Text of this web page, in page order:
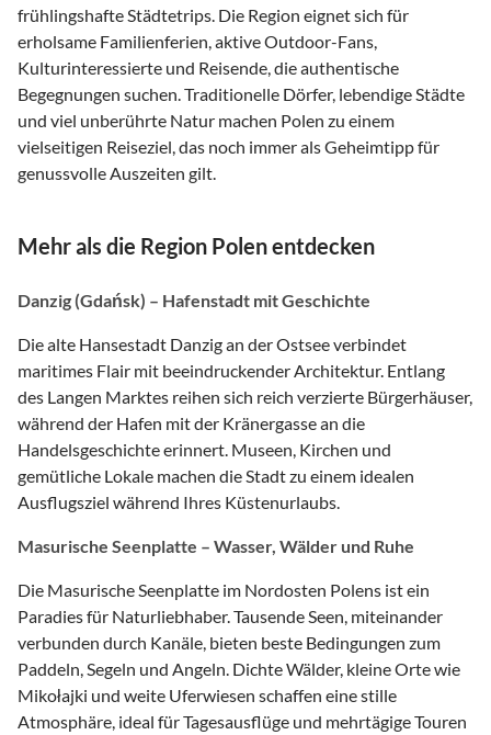
frühlingshafte Städtetrips. Die Region eignet sich für
erholsame Familienferien, aktive Outdoor-Fans,
Kulturinteressierte und Reisende, die authentische
Begegnungen suchen. Traditionelle Dörfer, lebendige Städte
und viel unberührte Natur machen Polen zu einem
vielseitigen Reiseziel, das noch immer als Geheimtipp für
genussvolle Auszeiten gilt.
Mehr als die Region Polen entdecken
Danzig (Gdańsk) – Hafenstadt mit Geschichte
Die alte Hansestadt Danzig an der Ostsee verbindet
maritimes Flair mit beeindruckender Architektur. Entlang
des Langen Marktes reihen sich reich verzierte Bürgerhäuser,
während der Hafen mit der Kränergasse an die
Handelsgeschichte erinnert. Museen, Kirchen und
gemütliche Lokale machen die Stadt zu einem idealen
Ausflugsziel während Ihres Küstenurlaubs.
Masurische Seenplatte – Wasser, Wälder und Ruhe
Die Masurische Seenplatte im Nordosten Polens ist ein
Paradies für Naturliebhaber. Tausende Seen, miteinander
verbunden durch Kanäle, bieten beste Bedingungen zum
Paddeln, Segeln und Angeln. Dichte Wälder, kleine Orte wie
Mikołajki und weite Uferwiesen schaffen eine stille
Atmosphäre, ideal für Tagesausflüge und mehrtägige Touren